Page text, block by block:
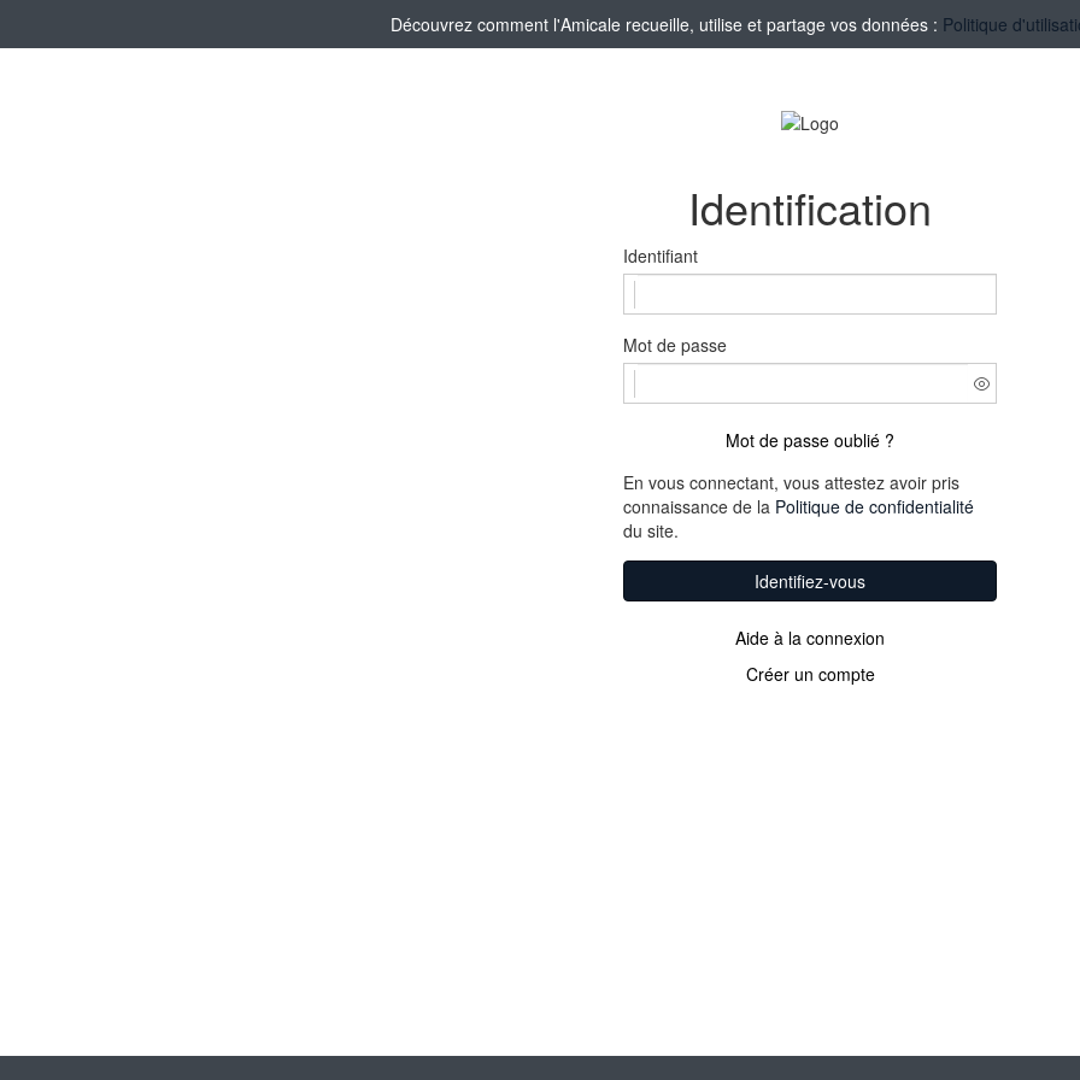
Découvrez comment l'Amicale recueille, utilise et partage vos données : Politique
Identification
Identifiant
Mot de passe
Mot de passe oublié ?
En vous connectant, vous attestez avoir pris
connaissance de la Politique de confidentialité
du site.
Identifiez-vous
Aide à la connexion
Créer un compte